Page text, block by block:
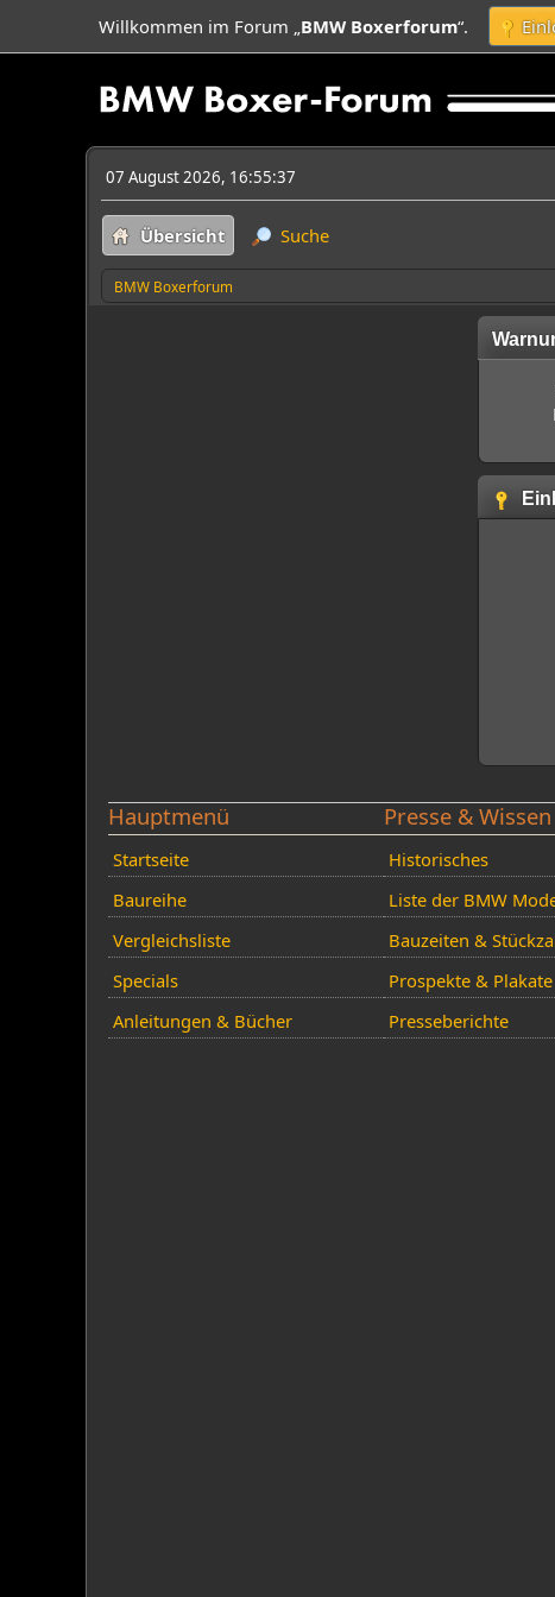
Willkommen im Forum „BMW Boxerforum“.
07 August 2026, 16:55:37
Übersicht Suche
BMW Boxerforum
Hauptmenü
Startseite
Baureihe
Vergleichsliste
Specials
Anleitungen & Bücher
Presse & Wissen
Historisches
Liste der BMW
Bauzeiten &
Prospekte & Plakate
Presseberichte